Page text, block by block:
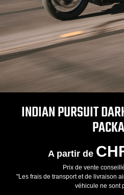
INDIAN PURSUIT
A partir de
Prix de vente
"Les frais de transport et de livraison
véhicule ne sont